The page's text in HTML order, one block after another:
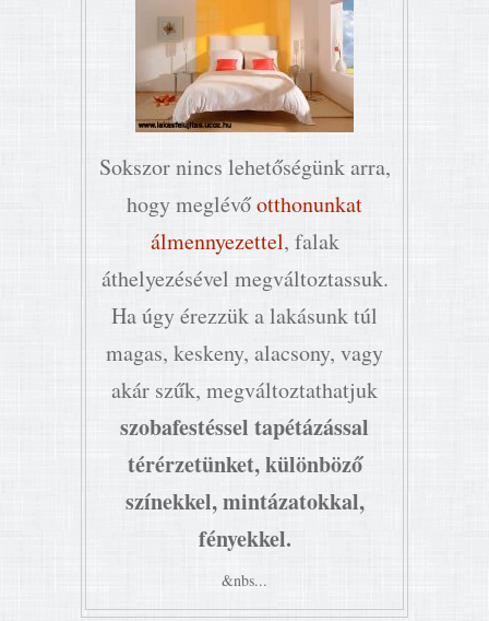
Sokszor nincs lehetőségünk arra,
hogy meglévőotthonunkat
álmennyezettel, falak
áthelyezésével megváltoztassuk.
Ha úgy érezzük a lakásunk túl
magas, keskeny, alacsony, vagy
akár szűk, megváltoztathatjuk
szobafestéssel tapétázással
térérzetünket, különböző
színekkel, mintázatokkal,
fényekkel.
&nbs...